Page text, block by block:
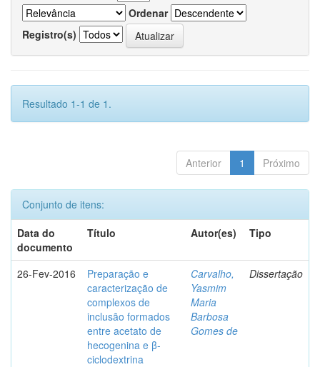
Ordenar
Registro(s)
Resultado 1-1 de 1.
Anterior 1 Próximo
Conjunto de itens:
Data do
documento
Título Autor(es) Tipo
26-Fev-2016
Preparação e
caracterização de
complexos de
inclusão formados
entre acetato de
hecogenina e β-
ciclodextrina
Carvalho,
Yasmim
Maria
Barbosa
Gomes de
Dissertação